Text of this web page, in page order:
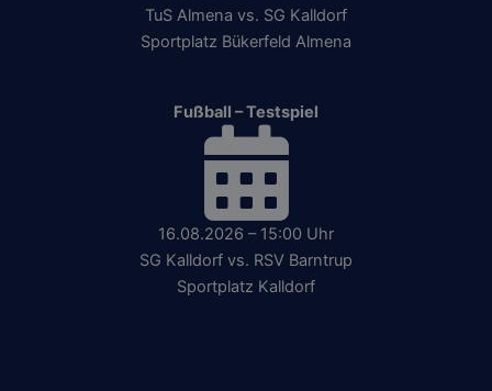
TuS Almena vs. SG Kalldorf
Sportplatz Bükerfeld Almena
Fußball – Testspiel
16.08.2026 – 15:00 Uhr
SG Kalldorf vs. RSV Barntrup
Sportplatz Kalldorf